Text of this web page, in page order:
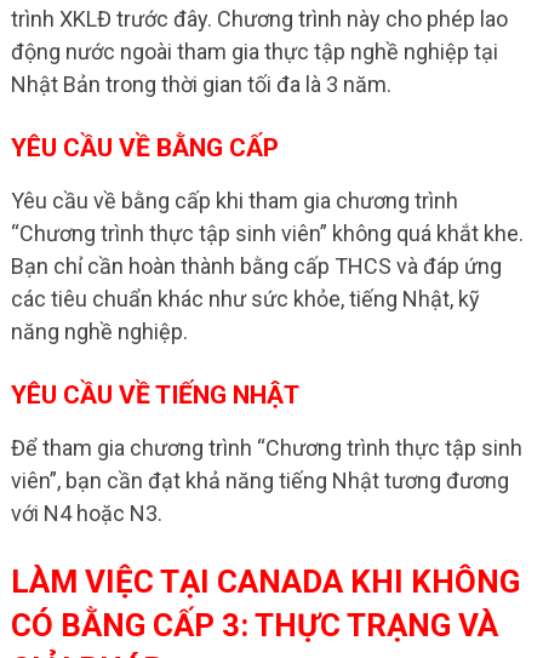
trình XKLĐ trước đây. Chương trình này cho phép lao
động nước ngoài tham gia thực tập nghề nghiệp tại
Nhật Bản trong thời gian tối đa là 3 năm.
YÊU CẦU VỀ BẰNG CẤP
Yêu cầu về bằng cấp khi tham gia chương trình
“Chương trình thực tập sinh viên” không quá khắt khe.
Bạn chỉ cần hoàn thành bằng cấp THCS và đáp ứng
các tiêu chuẩn khác như sức khỏe, tiếng Nhật, kỹ
năng nghề nghiệp.
YÊU CẦU VỀ TIẾNG NHẬT
Để tham gia chương trình “Chương trình thực tập sinh
viên”, bạn cần đạt khả năng tiếng Nhật tương đương
với N4 hoặc N3.
LÀM VIỆC TẠI CANADA KHI KHÔNG
CÓ BẰNG CẤP 3: THỰC TRẠNG VÀ